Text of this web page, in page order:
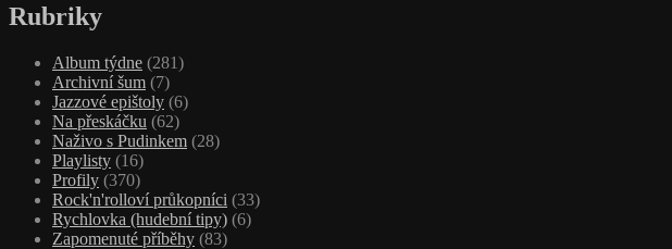
Rubriky
Album týdne (281)
Archivní šum (7)
Jazzové epištoly (6)
Na přeskáčku (62)
Naživo s Pudinkem (28)
Playlisty (16)
Profily (370)
Rock'n'rolloví průkopníci (33)
Rychlovka (hudební tipy) (6)
Zapomenuté příběhy (83)